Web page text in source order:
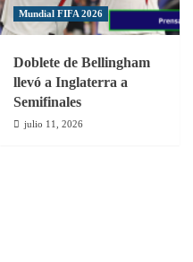
Mundial FIFA 2026
Doblete de Bellingham
llevó a Inglaterra a
Semifinales
julio 11, 2026